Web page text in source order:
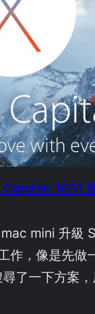
10.11
mini 升級
作，像是先做
了一下方案，